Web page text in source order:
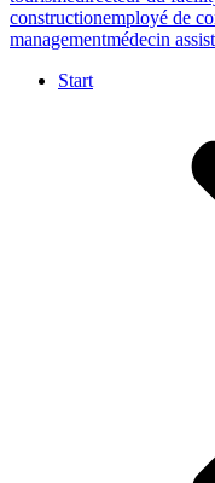
constructionemployé de
managementmédecin
Start